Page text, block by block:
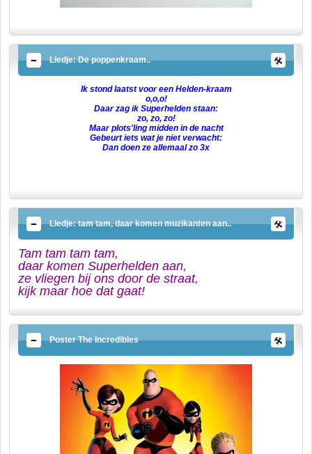
Liedje: De poppenkraam..
Ik stond laatst voor een Helden-kraam
o,o,o!
Daar zag ik Superhelden staan:
zo, zo, zo!
Maar plots'ling midden in de nacht
Gebeurt iets wat je niet verwacht:
Dan doen ze allemaal zo 3x
Liedje: tam tam, daar komen muzikanten aan..
Tam tam tam tam,
daar komen Superhelden aan,
ze vliegen bij ons door de straat,
kijk maar hoe dat gaat!
Poster The Incredibles